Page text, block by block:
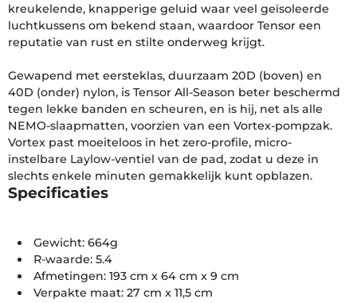
kreukelende, knapperige geluid waar veel geïsoleerde
luchtkussens om bekend staan, waardoor Tensor een
reputatie van rust en stilte onderweg krijgt.
Gewapend met eersteklas, duurzaam 20D (boven) en
40D (onder) nylon, is Tensor All-Season beter beschermd
tegen lekke banden en scheuren, en is hij, net als alle
NEMO-slaapmatten, voorzien van een Vortex-pompzak.
Vortex past moeiteloos in het zero-profile, micro-
instelbare Laylow-ventiel van de pad, zodat u deze in
slechts enkele minuten gemakkelijk kunt opblazen.
Specificaties
Gewicht: 664g
R-waarde: 5.4
Afmetingen: 193 cm x 64 cm x 9 cm
Verpakte maat: 27 cm x 11,5 cm